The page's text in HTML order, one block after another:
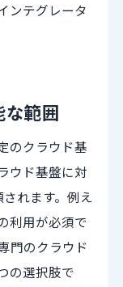
ンテグレータ
範囲
のクラウド基
ウド基盤に対
れます。例え
利用が必須で
門のクラウド
の選択肢で